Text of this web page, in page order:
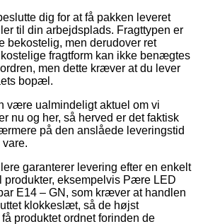
dig for at få pakken leveret
til din arbejdsplads. Fragttypen er
bekostelig, men derudover ret
fragtform kan ikke benægtes
men dette kræver at du lever
bopæl.
være ualmindeligt aktuel om vi
nu og her, så herved er det faktisk
på den anslåede leveringstid
garanterer levering efter en enkelt
produkter, eksempelvis Pære LED
E14 – GN, som kræver at handlen
klokkeslæt, så de højst
produktet ordnet forinden de